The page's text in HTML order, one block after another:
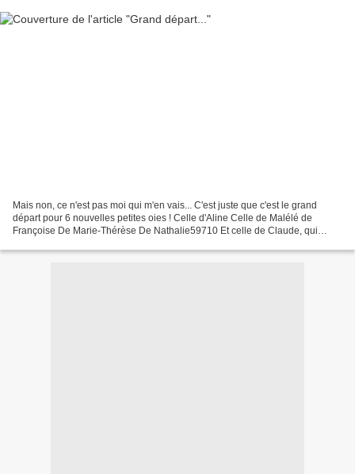
Mais non, ce n'est pas moi qui m'en vais... C'est juste que c'est le grand
départ pour 6 nouvelles petites oies ! Celle d'Aline Celle de Malélé de
Françoise De Marie-Thérèse De Nathalie59710 Et celle de Claude, qui